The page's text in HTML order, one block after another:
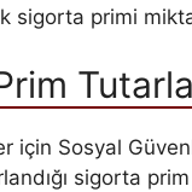
sigorta primi
için Sosyal
sigorta